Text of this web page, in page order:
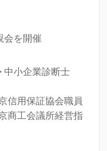
開催
小企業診断士
保証協会職員
会議所経営指